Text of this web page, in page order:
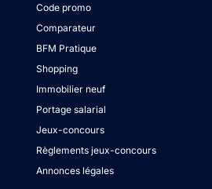
Code promo
Comparateur
BFM Pratique
Shopping
Immobilier neuf
Portage salarial
Jeux-concours
Règlements jeux-concours
Annonces légales